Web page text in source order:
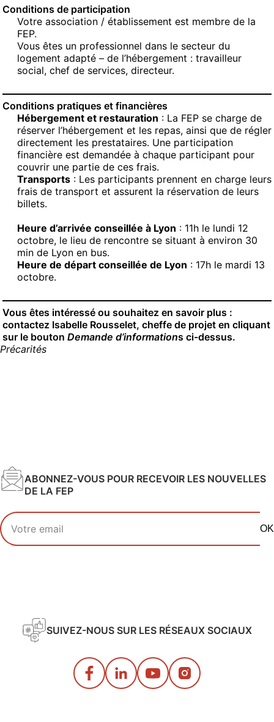
Conditions de participation
Votre association / établissement est membre de la
FEP.
Vous êtes un professionnel dans le secteur du
logement adapté – de l’hébergement : travailleur
social, chef de services, directeur.
Conditions pratiques et financières
Hébergement et restauration : La FEP se charge de
réserver l’hébergement et les repas, ainsi que de régler
directement les prestataires. Une participation
financière est demandée à chaque participant pour
couvrir une partie de ces frais.
Transports : Les participants prennent en charge leurs
frais de transport et assurent la réservation de leurs
billets.
Heure d’arrivée conseillée à Lyon : 11h le lundi 12
octobre, le lieu de rencontre se situant à environ 30
min de Lyon en bus.
Heure de départ conseillée de Lyon : 17h le mardi 13
octobre.
Vous êtes intéressé ou souhaitez en savoir plus :
contactez Isabelle Rousselet, cheffe de projet en cliquant
sur le bouton Demande d’informations ci-dessus.
Précarités
ABONNEZ-VOUS POUR RECEVOIR LES NOUVELLES
DE LA FEP
Votre adresse email
OK
SUIVEZ-NOUS SUR LES RÉSEAUX SOCIAUX